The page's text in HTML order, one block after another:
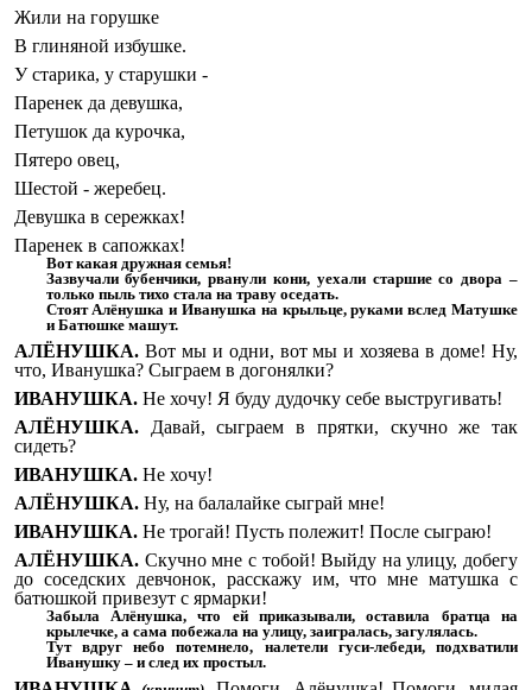
Жили на горушке
В глиняной избушке.
У старика, у старушки -
Паренек да девушка,
Петушок да курочка,
Пятеро овец,
Шестой - жеребец.
Девушка в сережках!
Паренек в сапожках!
Вот какая дружная семья!
Зазвучали бубенчики, рванули кони, уехали старшие со двора –
только пыль тихо стала на траву оседать.
Стоят Алёнушка и Иванушка на крыльце, руками вслед Матушке
и Батюшке машут.
АЛЁНУШКА. Вот мы и одни, вот мы и хозяева в доме! Ну,
что, Иванушка? Сыграем в догонялки?
ИВАНУШКА. Не хочу! Я буду дудочку себе выстругивать!
АЛЁНУШКА. Давай, сыграем в прятки, скучно же так
сидеть?
ИВАНУШКА. Не хочу!
АЛЁНУШКА. Ну, на балалайке сыграй мне!
ИВАНУШКА. Не трогай! Пусть полежит! После сыграю!
АЛЁНУШКА. Скучно мне с тобой! Выйду на улицу, добегу
до соседских девчонок, расскажу им, что мне матушка с
батюшкой привезут с ярмарки!
Забыла Алёнушка, что ей приказывали, оставила братца на
крылечке, а сама побежала на улицу, заигралась, загулялась.
Тут вдруг небо потемнело, налетели гуси-лебеди, подхватили
Иванушку – и след их простыл.